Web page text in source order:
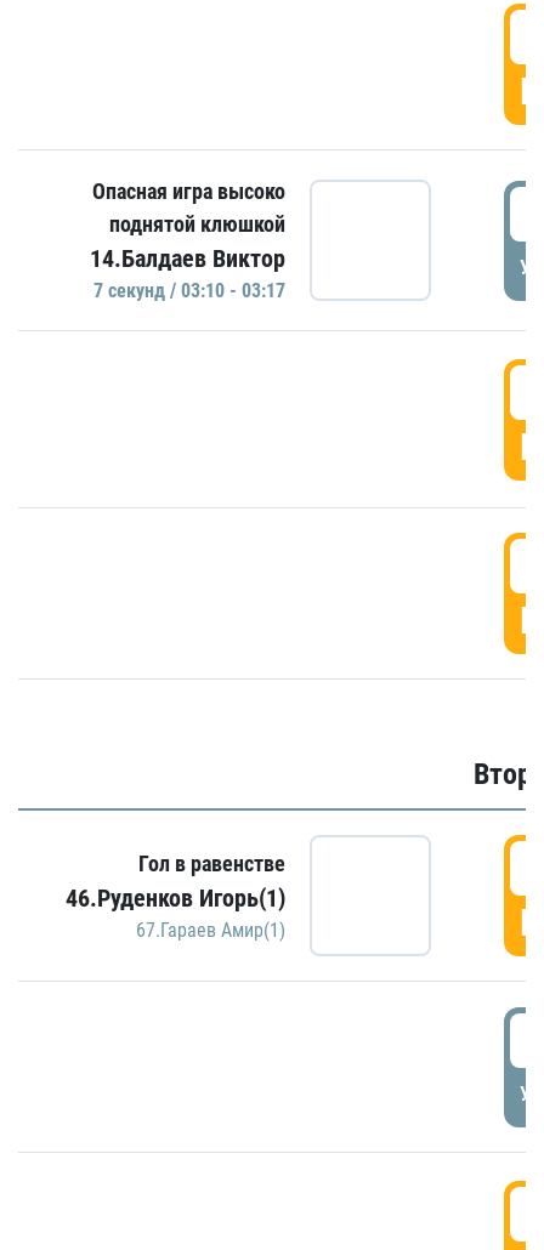
Опасная игра высоко
поднятой клюшкой
14.Балдаев Виктор
7 секунд / 03:10 - 03:17
Гол в равенстве
46.Руденков Игорь(1)
67.Гараев Амир(1)